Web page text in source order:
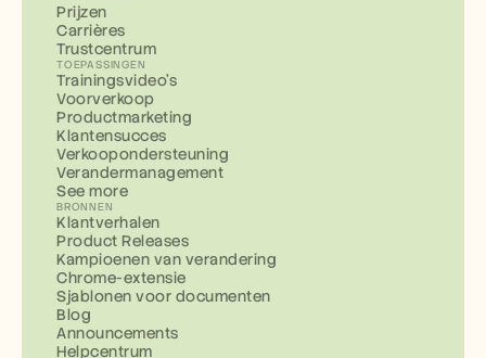
Prijzen
Carrières
Trustcentrum
TOEPASSINGEN
Trainingsvideo's
Voorverkoop
Productmarketing
Klantensucces
Verkoopondersteuning
Verandermanagement
See more
BRONNEN
Klantverhalen
Product Releases
Kampioenen van verandering
Chrome-extensie
Sjablonen voor documenten
Blog
Announcements
Helpcentrum